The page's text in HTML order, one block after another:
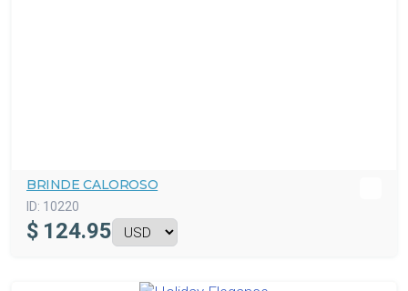
BRINDE CALOROSO
ID: 10220
$ 124.95